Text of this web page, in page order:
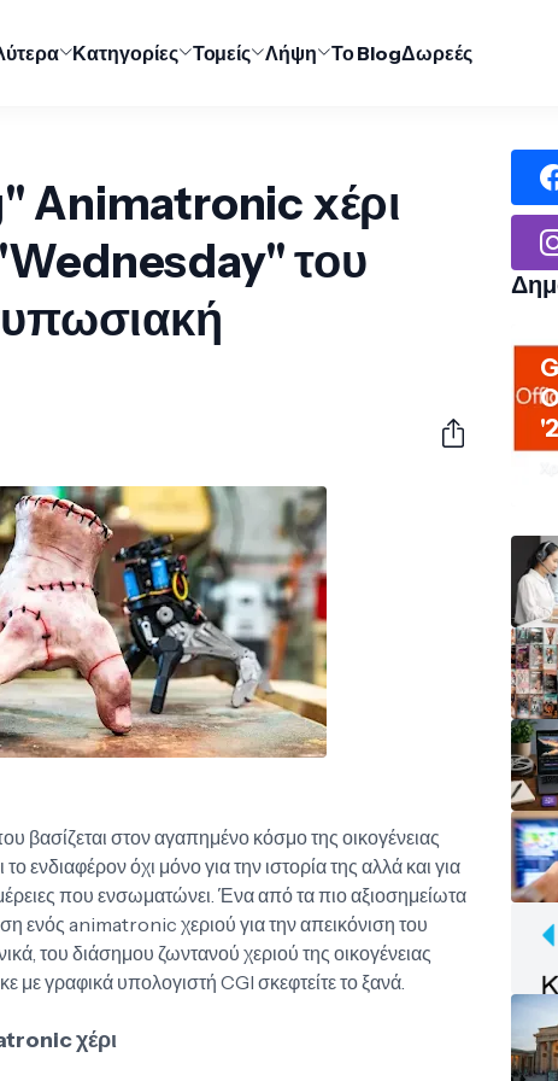
Κατηγορίες Τομείς Λήψη Το BlogΔωρεές
Animatronic xέρι
του
βασίζεται στον αγαπημένο κόσμο της οικογένειας
ενδιαφέρον όχι μόνο για την ιστορία της αλλά και για
που ενσωματώνει. Ένα από τα πιο αξιοσημείωτα
ενός animatronic χεριού για την απεικόνιση του
του διάσημου ζωντανού χεριού της οικογένειας
με γραφικά υπολογιστή CGI σκεφτείτε το ξανά.
χέρι